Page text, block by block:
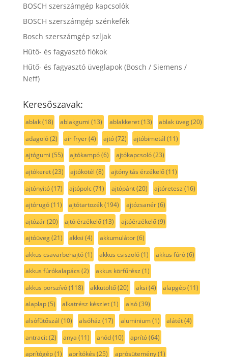
BOSCH szerszámgép kapcsolók
BOSCH szerszámgép szénkefék
Bosch szerszámgép szíjak
Hűtő- és fagyasztó fiókok
Hűtő- és fagyasztó üveglapok (Bosch / Siemens /
Neff)
Keresőszavak:
ablak(18) ablakgumi (13) ablakkeret(13) ablak üveg(20)
adagoló(2) air fryer(4) ajtó(72) ajtóbimetál (11)
ajtógumi (55) ajtókampó(6) ajtókapcsoló(23)
ajtókeret(23) ajtókötél (8) ajtónyitás érzékelő(11)
ajtónyitó(17) ajtópolc(71) ajtópánt(20) ajtóretesz (16)
ajtórugó(11) ajtótartozék(194) ajtózsanér(6)
ajtózár(20) ajtó érzékelő(13) ajtóérzékelő(9)
ajtóüveg(21) akksi (4) akkumulátor(6)
akkus csavarbehajtó(1) akkus csiszoló(1) akkus fúró(6)
akkus fúrókalapács (2) akkus körfűrész (1)
akkus porszívó(118) akkutöltő(20) aksi (4) alapgép(11)
alaplap(5) alkatrész készlet(1) alsó(39)
alsófűtőszál (10) alsóház (17) aluminium(1) alátét(4)
antracit(2) anya (11) anód(10) aprító(64)
aprítógép(1) aprítókés (25) aprósütemény(1)